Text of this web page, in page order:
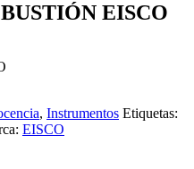
EISCO
, Instrumentos Etiquetas:
EISCO